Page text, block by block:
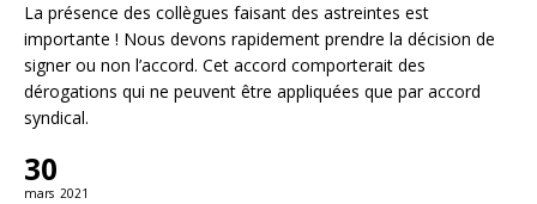
La présence des collègues faisant des astreintes est
importante ! Nous devons rapidement prendre la décision de
signer ou non l’accord. Cet accord comporterait des
dérogations qui ne peuvent être appliquées que par accord
syndical.
30
mars 2021